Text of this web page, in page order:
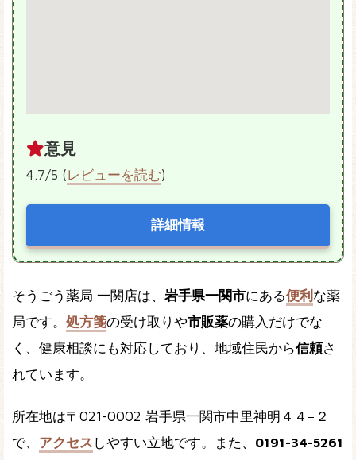
意見
4.7/5 (レビューを読む)
詳細情報
そうごう薬局 一関店は、 岩手県一関市にある便利 な薬
局です。 処方箋の受け取りや市販薬の購入だけでな
く、健康相談にも対応しており、地域住民から信頼さ
れています。
所在地は〒021-0002 岩手県一関市中里神明４４−２
で、 アクセス しやすい立地です。また、 0191-34-5261